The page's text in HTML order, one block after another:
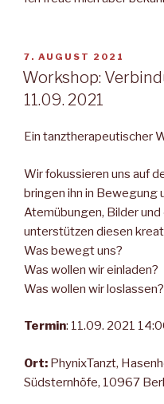
VERÖFFENTLICHT
AM
7. AUGUST 2021
Workshop:
11.09. 2021
Ein tanztherapeutischer
Wir fokussieren uns auf
bringen ihn in Bewegung
Atemübungen, Bilder
unterstützen diesen
Was bewegt uns?
Was wollen wir einladen?
Was wollen wir loslassen?
Termin: 11.09. 2021
Ort: PhynixTanzt,
Südsternhöfe, 10967